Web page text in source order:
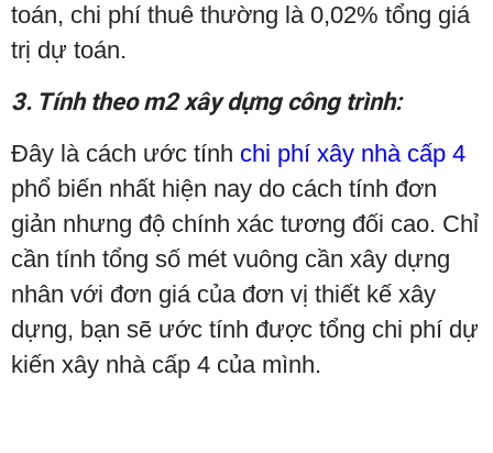
toán, chi phí thuê thường là 0,02% tổng giá
trị dự toán.
3. Tính theo m2 xây dựng công trình:
Đây là cách ước tính chi phí xây nhà cấp 4
phổ biến nhất hiện nay do cách tính đơn
giản nhưng độ chính xác tương đối cao. Chỉ
cần tính tổng số mét vuông cần xây dựng
nhân với đơn giá của đơn vị thiết kế xây
dựng, bạn sẽ ước tính được tổng chi phí dự
kiến ​​xây nhà cấp 4 của mình.